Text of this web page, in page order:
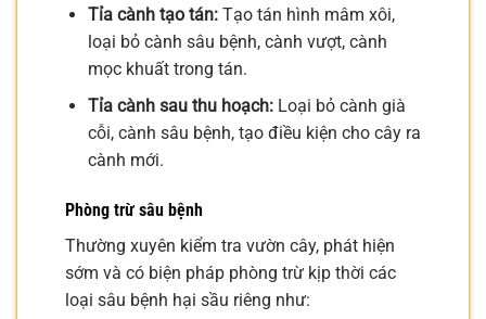
Tỉa cành tạo tán:Tạo tán hình mâm xôi,
loại bỏ cành sâu bệnh, cành vượt, cành
mọc khuất trong tán.
Tỉa cành sau thu hoạch:Loại bỏ cành già
cỗi, cành sâu bệnh, tạo điều kiện cho cây ra
cành mới.
Phòng trừ sâu bệnh
Thường xuyên kiểm tra vườn cây, phát hiện
sớm và có biện pháp phòng trừ kịp thời các
loại sâu bệnh hại sầu riêng như: